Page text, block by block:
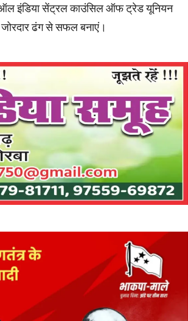
ऑल इंडिया सेंट्रल काउंसिल ऑफ ट्रेड यूनियन
जोरदार ढंग से सफल बनाएं।